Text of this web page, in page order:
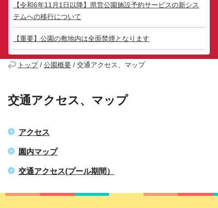
【令和6年11月1日以降】県営公園施設予約サービスの新シス
テムへの移行について
【重要】公園の敷地内は全面禁煙となります
トップ/ 公園概要 / 交通アクセス、マップ
交通アクセス、マップ
アクセス
園内マップ
交通アクセス(プール期間）